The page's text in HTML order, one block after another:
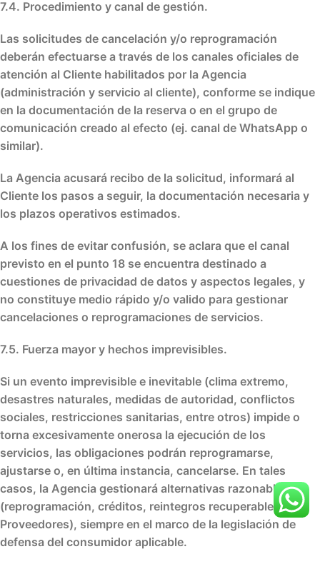
7.4. Procedimiento y canal de gestión.
Las solicitudes de cancelación y/o reprogramación
deberán efectuarse a través de los canales oficiales de
atención al Cliente habilitados por la Agencia
(administración y servicio al cliente), conforme se indique
en la documentación de la reserva o en el grupo de
comunicación creado al efecto (ej. canal de WhatsApp o
similar).
La Agencia acusará recibo de la solicitud, informará al
Cliente los pasos a seguir, la documentación necesaria y
los plazos operativos estimados.
A los fines de evitar confusión, se aclara que el canal
previsto en el punto 18 se encuentra destinado a
cuestiones de privacidad de datos y aspectos legales, y
no constituye medio rápido y/o valido para gestionar
cancelaciones o reprogramaciones de servicios.
7.5. Fuerza mayor y hechos imprevisibles.
Si un evento imprevisible e inevitable (clima extremo,
desastres naturales, medidas de autoridad, conflictos
sociales, restricciones sanitarias, entre otros) impide o
torna excesivamente onerosa la ejecución de los
servicios, las obligaciones podrán reprogramarse,
ajustarse o, en última instancia, cancelarse. En tales
casos, la Agencia gestionará alternativas razonables
(reprogramación, créditos, reintegros recuperables de
Proveedores), siempre en el marco de la legislación de
defensa del consumidor aplicable.